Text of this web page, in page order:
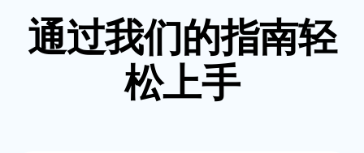
通过我们的指南轻
松上手